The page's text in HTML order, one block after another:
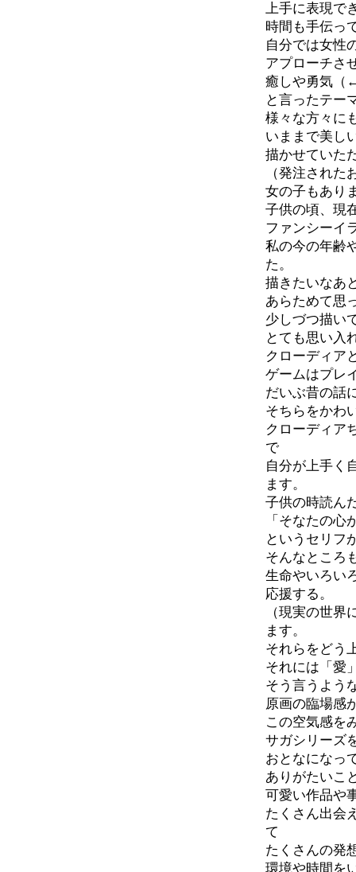
上手に表現で
時間も手伝っ
自分では女性
アプローチさ
癒しや勇気（
と言ったテー
様々な方々に
いままで美し
描かせていた
（発注された
女の子もあり
子供の頃、現
ファンシーイ
私の今の年齢
た。
描きたいなあ
あらためて思
少しづつ描い
とても思い入
クローディア
ゲームはプレ
だいぶ昔の話
そちらをかわ
クローディア
で
自分が上手く
ます。
子供の時読ん
「そなたの
というセリフ
そんなところ
生命やいろい
応援する。
（現実の世
ます。
それらをどう
それには「愛
そう言うよう
原画の臨場感
この空気感を
サガシリーズ
おとなになっ
ありがたいこ
可愛い作品や
たくさん出会
て
たくさんの発
環境や時間を